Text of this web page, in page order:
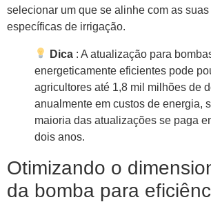
selecionar um que se alinhe com as
específicas de irrigação.
Dica : A atualização para
energeticamente eficientes pode
agricultores até 1,8 mil milhões de
anualmente em custos de energia,
maioria das atualizações se paga
dois anos.
Otimizando o
da bomba para